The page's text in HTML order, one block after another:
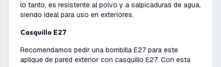
lo tanto, es resistente al polvo y a salpicaduras de agua,
siendo ideal para uso en exteriores.
Casquillo E27
Recomendamos pedir una bombilla E27 para este
aplique de pared exterior con casquillo E27. Con esta